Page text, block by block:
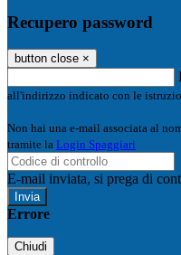
Recupero password
button close ×
all'indirizzo indicato con le
Non hai una e-mail associata al
tramite la Login Spaggiari
E-mail inviata, si prega di
Errore
Chiudi